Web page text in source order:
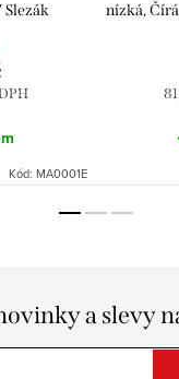
Slezák
Kód: MA0001E
nízká,
a slevy